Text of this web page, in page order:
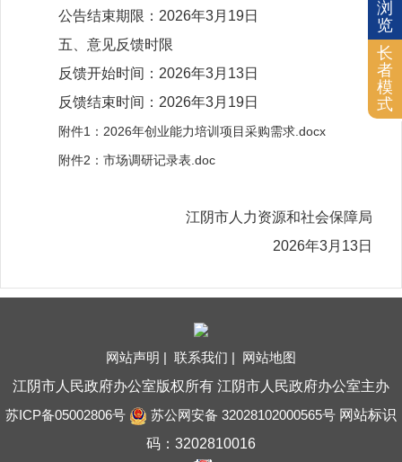
公告结束期限：2026年3月19日
五、意见反馈时限
反馈开始时间：2026年3月13日
反馈结束时间：2026年3月19日
附件1：2026年创业能力培训项目采购需求.docx
附件2：市场调研记录表.doc
江阴市人力资源和社会保障局
2026年3月13日
网站声明 | 联系我们 | 网站地图
江阴市人民政府办公室版权所有 江阴市人民政府办公室主办
苏ICP备05002806号
苏公网安备 32028102000565号网站标识
码：3202810016
浏
览
长
者
模
式